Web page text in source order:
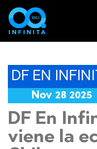
DF EN
Nov 28 2025
DF En
viene la